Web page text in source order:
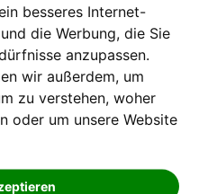
besseres Internet-
die Werbung, die Sie
anzupassen.
wir außerdem, um
zu verstehen, woher
oder um unsere Website
€